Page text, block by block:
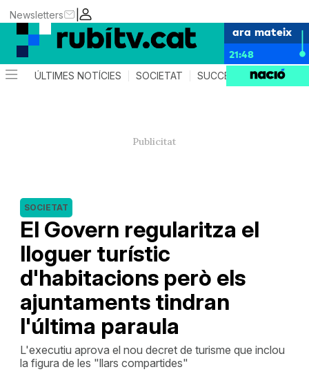
|
Newsletters
ara mateix
21:48
ÚLTIMES NOTÍCIES SOCIETAT SUCCESSOS
El Govern regularitza el
lloguer turístic
d'habitacions però els
ajuntaments tindran
l'última paraula
SOCIETAT
L'executiu aprova el nou decret de turisme que inclou
la figura de les "llars compartides"